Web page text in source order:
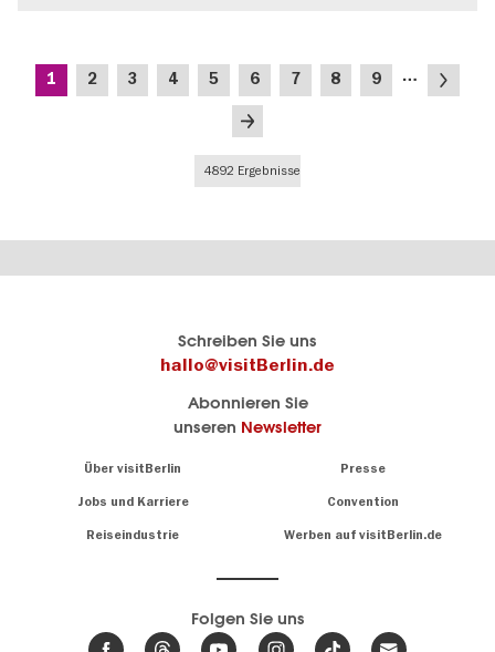
Seitennummerierung
Aktuelle
1 Seite
2 Seite
3 Seite
4 Seite
5 Seite
6 Seite
7 Seite
8 Seite
9 …
Nächste
Letzte
4892 Ergebnisse
Schreiben Sie uns
hallo@visitBerlin.de
Abonnieren Sie
unseren Newsletter
Über visitBerlin Presse
Jobs und Karriere Convention
Reiseindustrie Werben auf visitBerlin.de
sind
für Sie da.
Tickets
Insidertipps
Folgen Sie uns